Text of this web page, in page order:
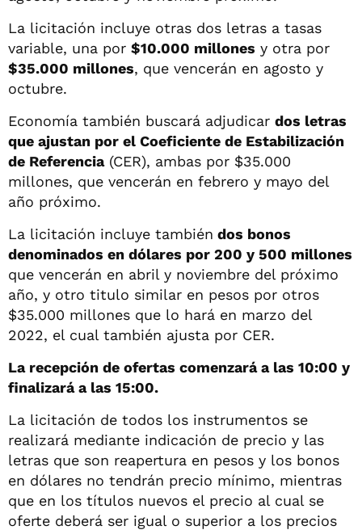
La licitación incluye otras dos letras a tasas
variable, una por $10.000 millones y otra por
$35.000 millones, que vencerán en agosto y
octubre.
Economía también buscará adjudicar dos letras
que ajustan por el Coeficiente de Estabilización
de Referencia(CER), ambas por $35.000
millones, que vencerán en febrero y mayo del
año próximo.
La licitación incluye también dos bonos
denominados en dólares por 200 y 500 millones
que vencerán en abril y noviembre del próximo
año, y otro titulo similar en pesos por otros
$35.000 millones que lo hará en marzo del
2022, el cual también ajusta por CER.
La recepción de ofertas comenzará a las 10:00 y
finalizará a las 15:00.
La licitación de todos los instrumentos se
realizará mediante indicación de precio y las
letras que son reapertura en pesos y los bonos
en dólares no tendrán precio mínimo, mientras
que en los títulos nuevos el precio al cual se
oferte deberá ser igual o superior a los precios